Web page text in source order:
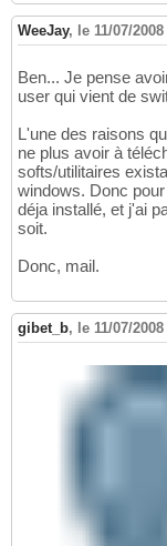
WeeJay, le 11/07/
Ben... Je pense
user qui vient de
L'une des raisons
ne plus avoir à
softs/utilitaires
windows. Donc
déja installé, et j'ai
soit.
Donc, mail.
gibet_b, le 11/07/